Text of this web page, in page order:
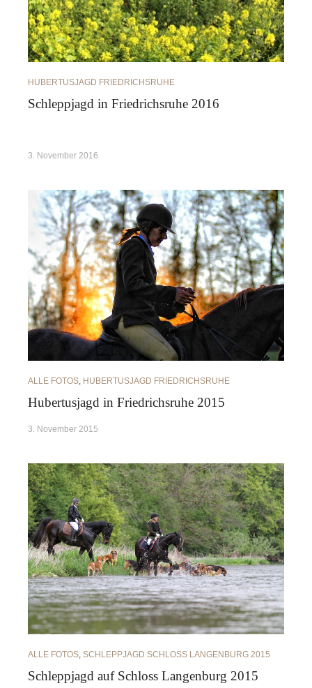
HUBERTUSJAGD FRIEDRICHSRUHE
Schleppjagd in Friedrichsruhe 2016
3. November 2016
ALLE FOTOS, HUBERTUSJAGD FRIEDRICHSRUHE
Hubertusjagd in Friedrichsruhe 2015
3. November 2015
ALLE FOTOS, SCHLEPPJAGD SCHLOSS LANGENBURG 2015
Schleppjagd auf Schloss Langenburg 2015